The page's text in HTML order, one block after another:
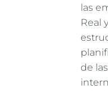
las
Real
de